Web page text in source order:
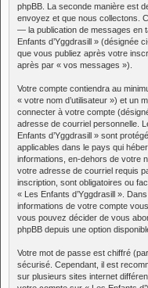
phpBB. La seconde manière est
envoyez et que nous collectons.
— la publication de messages en
Enfants d’Yggdrasill » (désignée
que vous publiez après votre
après par « vos messages »).
Votre compte contiendra au
« votre nom d’utilisateur ») et un
connecter à votre compte
adresse de courriel personnelle.
Enfants d’Yggdrasill » sont
applicables dans le pays qui
informations, en-dehors de votre
votre adresse de courriel requis
inscription, sont obligatoires ou
« Les Enfants d’Yggdrasill ».
informations de votre compte
vous pouvez décider de vous
phpBB depuis une option
Votre mot de passe est chiffré
sécurisé. Cependant, il est
sur plusieurs sites internet